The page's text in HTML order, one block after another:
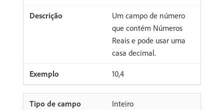
Um campo de número
que contém Números
Reais e pode usar uma
casa decimal.
10,4
Inteiro